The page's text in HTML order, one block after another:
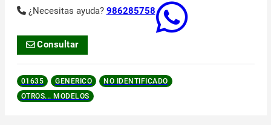
¿Necesitas ayuda? 986285758
Consultar
01635 GENERICO
NO IDENTIFICADO
OTROS... MODELOS